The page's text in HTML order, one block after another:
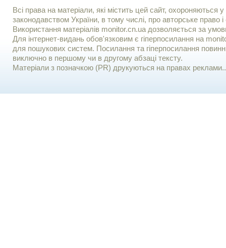
Всі права на матеріали, які містить цей сайт, охороняються у
законодавством України, в тому числі, про авторське право і
Використання матерiалiв monitor.cn.ua дозволяється за
Для iнтернет-видань обов'язковим є гiперпосилання на
для пошукових систем. Посилання та гіперпосилання
виключно в першому чи в другому абзаці тексту.
Матеріали з позначкою (PR) друкуються на правах реклами..